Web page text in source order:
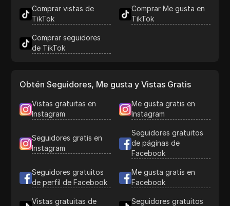
Comprar vistas de
TikTok
Comprar Me gusta en
TikTok
Comprar seguidores
de TikTok
Obtén Seguidores, Me gusta y Vistas Gratis
Vistas gratuitas en
Instagram
Me gusta gratis en
Instagram
Seguidores gratis en
Instagram
Seguidores gratuitos
de páginas de
Facebook
Seguidores gratuitos
de perfil de Facebook
Me gusta gratis en
Facebook
Vistas gratuitas de
Seguidores gratuitos